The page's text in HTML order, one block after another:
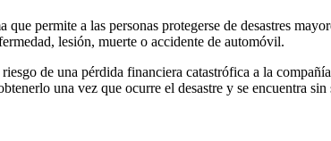
permite a las personas protegerse de desastres
lesión, muerte o accidente de automóvil.
de una pérdida financiera catastrófica a la
una vez que ocurre el desastre y se encuentra